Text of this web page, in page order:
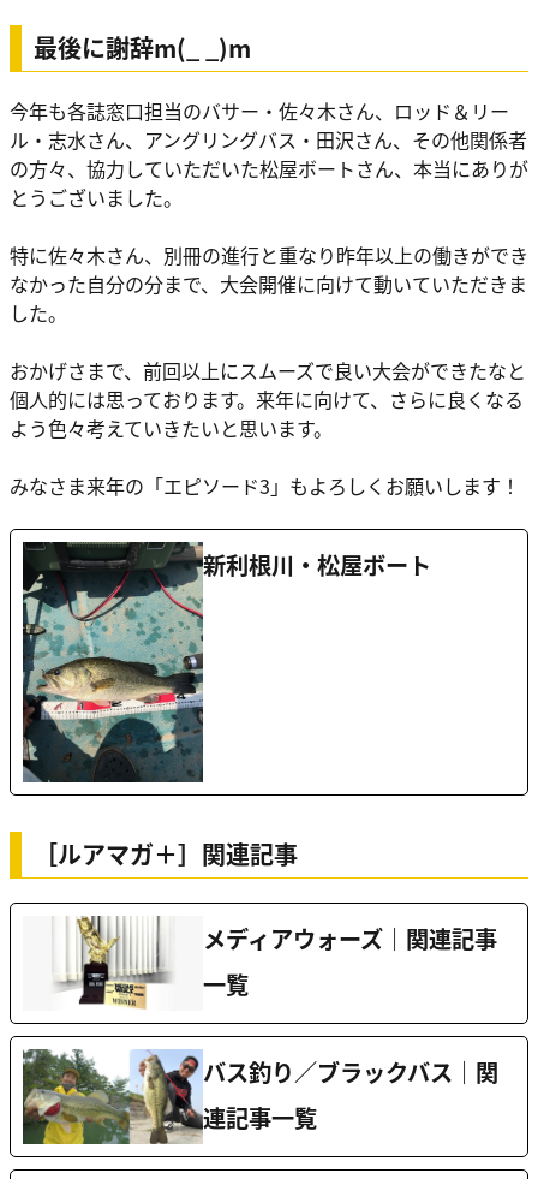
最後に謝辞m(_ _)m
今年も各誌窓口担当のバサー・佐々木さん、ロッド＆リー
ル・志水さん、アングリングバス・田沢さん、その他関係者
の方々、協力していただいた松屋ボートさん、本当にありが
とうございました。
特に佐々木さん、別冊の進行と重なり昨年以上の働きができ
なかった自分の分まで、大会開催に向けて動いていただきま
した。
おかげさまで、前回以上にスムーズで良い大会ができたなと
個人的には思っております。来年に向けて、さらに良くなる
よう色々考えていきたいと思います。
みなさま来年の「エピソード3」もよろしくお願いします！
新利根川・松屋ボート
［ルアマガ＋］関連記事
メディアウォーズ｜関連記事
一覧
バス釣り／ブラックバス｜関
連記事一覧